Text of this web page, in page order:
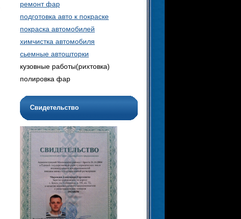
ремонт фар
подготовка авто к покраске
покраска автомобилей
химчистка автомобиля
сьемные автошторки
кузовные работы(рихтовка)
полировка фар
Свидетельство